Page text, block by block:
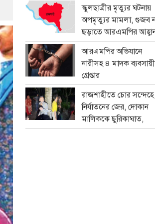
স্কুলছাত্রীর মৃত্যুর ঘটনায়
অপমৃত্যুর মামলা, গুজব
ছড়াতে আরএমপির
আরএমপির অভিযানে
নারীসহ ৪ মাদক ব্যবসায়ী
গ্রেপ্তার
রাজশাহীতে চোর সন্দেহে
নির্যাতনের জের, দোকান
মালিককে ছুরিকাঘাত,
মামলা